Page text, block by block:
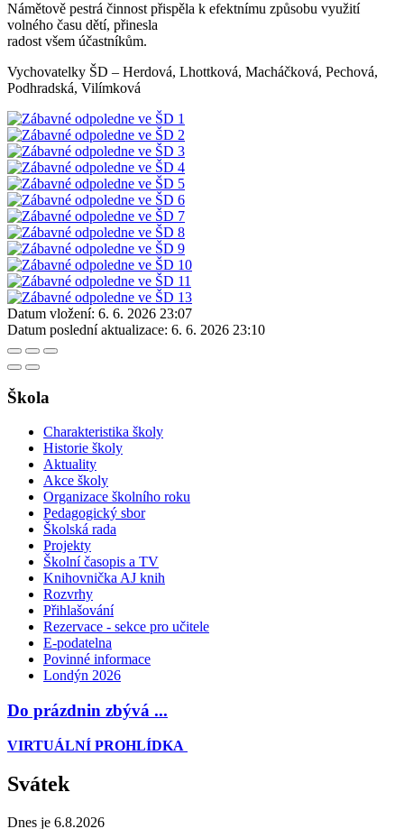
Námětově pestrá činnost přispěla k efektnímu způsobu využití
volného času dětí, přinesla
radost všem účastníkům.
Vychovatelky ŠD – Herdová, Lhottková, Macháčková, Pechová,
Podhradská, Vilímková
Datum vložení: 6. 6. 2026 23:07
Datum poslední aktualizace: 6. 6. 2026 23:10
Škola
Charakteristika školy
Historie školy
Aktuality
Akce školy
Organizace školního roku
Pedagogický sbor
Školská rada
Projekty
Školní časopis a TV
Knihovnička AJ knih
Rozvrhy
Přihlašování
Rezervace - sekce pro učitele
E-podatelna
Povinné informace
Londýn 2026
Do prázdnin zbývá ...
VIRTUÁLNÍ PROHLÍDKA
Svátek
Dnes je 6.8.2026